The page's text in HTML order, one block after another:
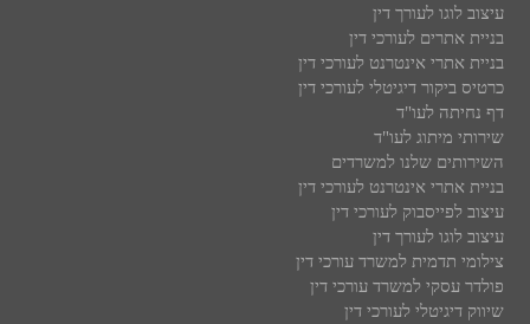
עיצוב לוגו לעורך דין
בניית אתרים לעורכי דין
בניית אתרי אינטרנט לעורכי דין
כרטיס ביקור דיגיטלי לעורכי דין
דף נחיתה לעו"ד
שירותי מיתוג לעו"ד
השירותים שלנו למשרדים
בניית אתרי אינטרנט לעורכי דין
עיצוב לפייסבוק לעורכי דין
עיצוב לוגו לעורך דין
צילומי תדמית למשרד עורכי דין
פולדר עסקי למשרד עורכי דין
שיווק דיגיטלי לעורכי דין